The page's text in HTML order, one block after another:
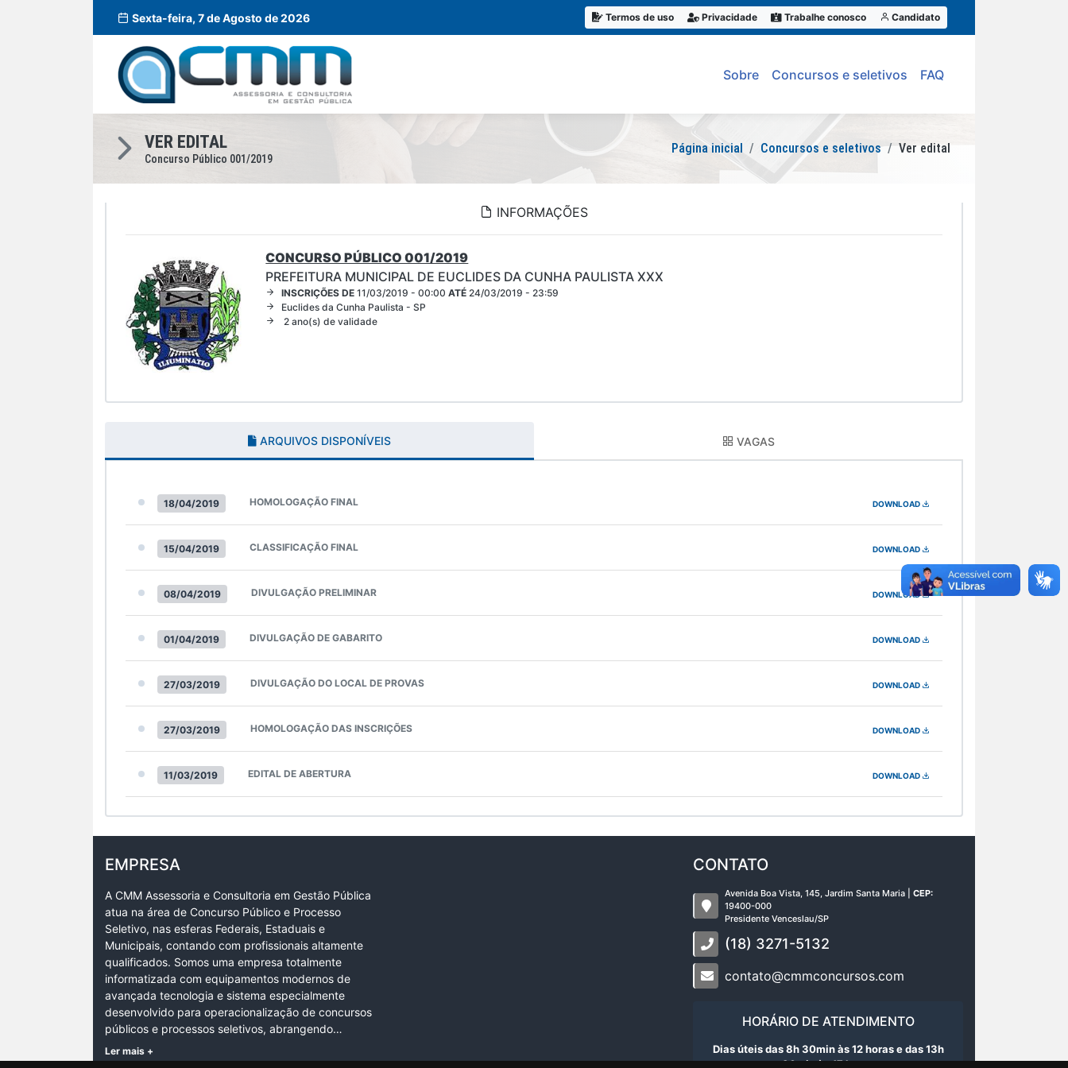
Sexta-feira, 7 de Agosto de 2026 Termos de uso Privacidade Trabalhe conosco Candidato
Sobre Concursos e seletivos FAQ
VER EDITAL
Concurso Público 001/2019
Página inicial Concursos e seletivos Ver edital
INFORMAÇÕES
CONCURSO PÚBLICO 001/2019
PREFEITURA MUNICIPAL DE EUCLIDES DA CUNHA PAULISTA XXX
INSCRIÇÕES DE 11/03/2019 - 00:00ATÉ 24/03/2019 - 23:59
Euclides da Cunha Paulista - SP
2 ano(s) de validade
ARQUIVOS DISPONÍVEIS VAGAS
18/04/2019 HOMOLOGAÇÃO FINAL DOWNLOAD
15/04/2019 CLASSIFICAÇÃO FINAL DOWNLOAD
08/04/2019 DIVULGAÇÃO PRELIMINAR DOWNLOAD
01/04/2019 DIVULGAÇÃO DE GABARITO DOWNLOAD
27/03/2019 DIVULGAÇÃO DO LOCAL DE PROVAS DOWNLOAD
27/03/2019 HOMOLOGAÇÃO DAS INSCRIÇÕES DOWNLOAD
11/03/2019 EDITAL DE ABERTURA DOWNLOAD
EMPRESA
A CMM Assessoria e Consultoria em Gestão Pública
atua na área de Concurso Público e Processo
Seletivo, nas esferas Federais, Estaduais e
Municipais, contando com profissionais altamente
qualificados. Somos uma empresa totalmente
informatizada com equipamentos modernos de
avançada tecnologia e sistema especialmente
desenvolvido para operacionalização de concursos
públicos e processos seletivos, abrangendo…
Ler mais +
CONTATO
Avenida Boa Vista, 145, Jardim Santa Maria | CEP:
19400-000
Presidente Venceslau/SP
(18) 3271-5132
contato@cmmconcursos.com
HORÁRIO DE ATENDIMENTO
Dias úteis das 8h 30min às 12 horas e das 13h
30min às 17 horas